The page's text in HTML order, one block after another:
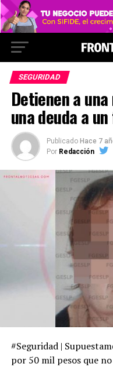
SEGURIDAD
Detienen a
una deuda a
Publicado Hace 7
Por Redacción
#Seguridad |
por 50 mil pesos que